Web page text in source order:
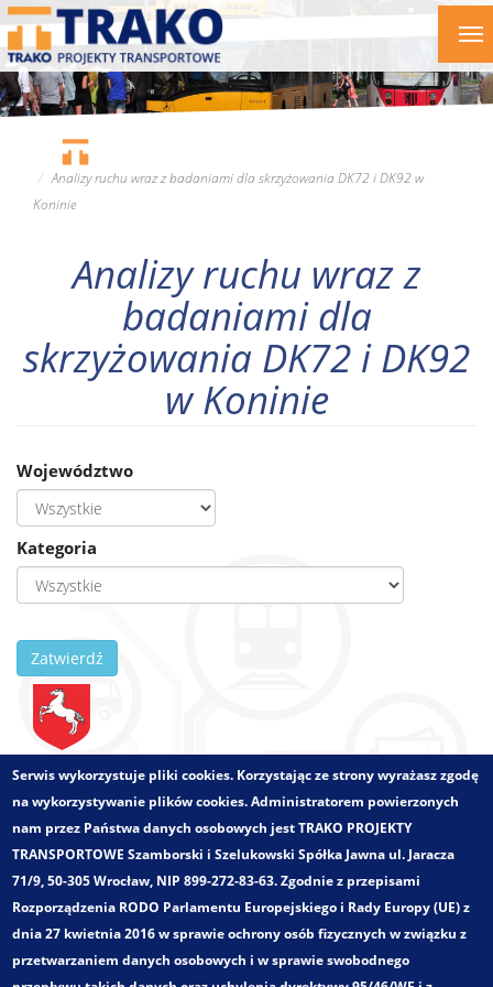
Przejdź
treści
Analizy ruchu wraz z badaniami dla skrzyżowania DK72 i DK92 w
Koninie
Analizy ruchu wraz z
badaniami dla
skrzyżowania DK72 i DK92
w Koninie
Województwo
Kategoria
Zatwierdź
Województwo:
Wielkości - zakres:
Pełny tytuł:
„Szczegółowa prognoza ruchu wraz z pomiarami ruchu i
analizą przepustowości i mocy przewozowych dla
inwestycji polegającej na rozbudowie skrzyżowania DK nr
72 i 92 w Koninie p.n. „Rozbudowa skrzyżowania ulicy
Warszawskiej z ulicą Kolską w Koninie”.
Serwis wykorzystuje pliki cookies. Korzystając ze strony wyrażasz zgodę
na wykorzystywanie plików cookies. Administratorem powierzonych
nam przez Państwa danych osobowych jest TRAKO PROJEKTY
TRANSPORTOWE Szamborski i Szelukowski Spółka Jawna ul. Jaracza
71/9, 50-305 Wrocław, NIP 899-272-83-63. Zgodnie z przepisami
Rozporządzenia RODO Parlamentu Europejskiego i Rady Europy (UE) z
dnia 27 kwietnia 2016 w sprawie ochrony osób fizycznych w związku z
przetwarzaniem danych osobowych i w sprawie swobodnego